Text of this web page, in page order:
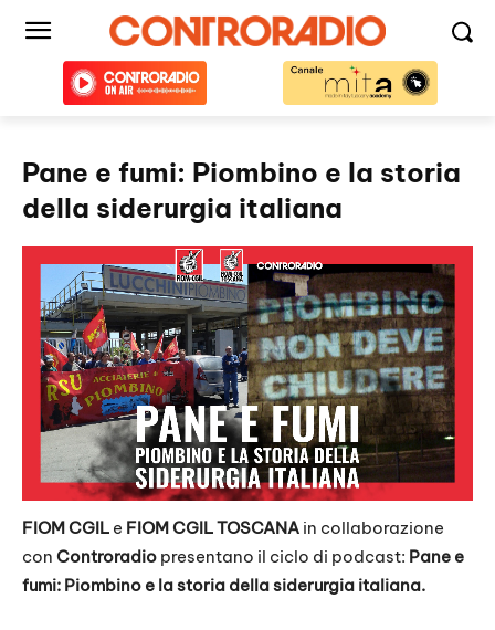
Pane e fumi: Piombino e la storia
della siderurgia italiana
FIOM CGIL e FIOM CGIL TOSCANA in collaborazione
con Controradio presentano il ciclo di podcast: Pane e
fumi: Piombino e la storia della siderurgia italiana.